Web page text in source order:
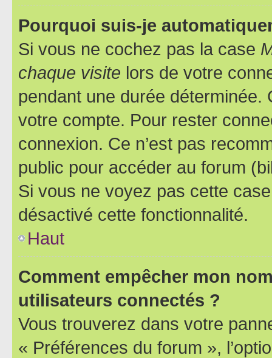
Pourquoi suis-je
Si vous ne cochez pas la case
chaque visite lors de votre
pendant une durée déterminée.
votre compte. Pour rester
connexion. Ce n’est pas
public pour accéder au forum
Si vous ne voyez pas cette
désactivé cette fonctionnalité.
Haut
Comment empêcher mon
utilisateurs connectés ?
Vous trouverez dans votre
« Préférences du forum »,